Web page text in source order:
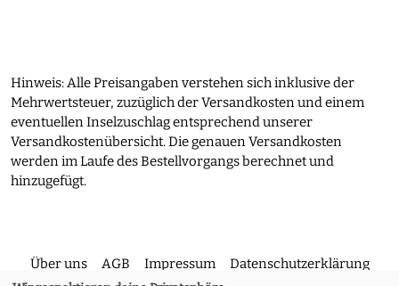
Hinweis: Alle Preisangaben verstehen sich inklusive der
Mehrwertsteuer, zuzüglich der Versandkosten und einem
eventuellen Inselzuschlag entsprechend unserer
Versandkostenübersicht. Die genauen Versandkosten
werden im Laufe des Bestellvorgangs berechnet und
hinzugefügt.
Über uns AGB Impressum Datenschutzerklärung